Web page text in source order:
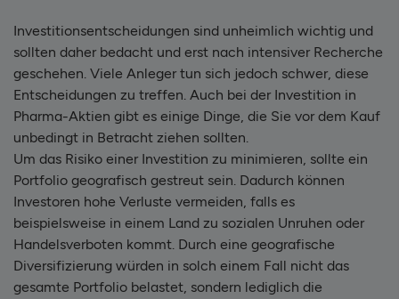
Investitionsentscheidungen sind unheimlich wichtig und
sollten daher bedacht und erst nach intensiver Recherche
geschehen. Viele Anleger tun sich jedoch schwer, diese
Entscheidungen zu treffen. Auch bei der Investition in
Pharma-Aktien gibt es einige Dinge, die Sie vor dem Kauf
unbedingt in Betracht ziehen sollten.
Um das Risiko einer Investition zu minimieren, sollte ein
Portfolio geografisch gestreut sein. Dadurch können
Investoren hohe Verluste vermeiden, falls es
beispielsweise in einem Land zu sozialen Unruhen oder
Handelsverboten kommt. Durch eine geografische
Diversifizierung würden in solch einem Fall nicht das
gesamte Portfolio belastet, sondern lediglich die